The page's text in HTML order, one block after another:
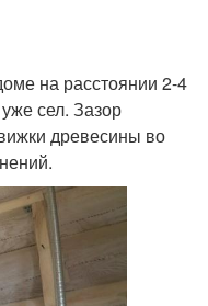
на расстоянии 2-4
сел. Зазор
древесины во